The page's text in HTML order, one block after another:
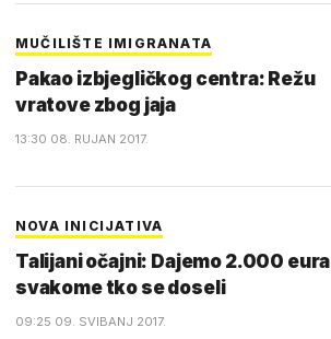
MUČILIŠTE IMIGRANATA
Pakao izbjegličkog centra: Režu
vratove zbog jaja
13:30 08. RUJAN 2017.
NOVA INICIJATIVA
Talijani očajni: Dajemo 2.000 eura
svakome tko se doseli
09:25 09. SVIBANJ 2017.